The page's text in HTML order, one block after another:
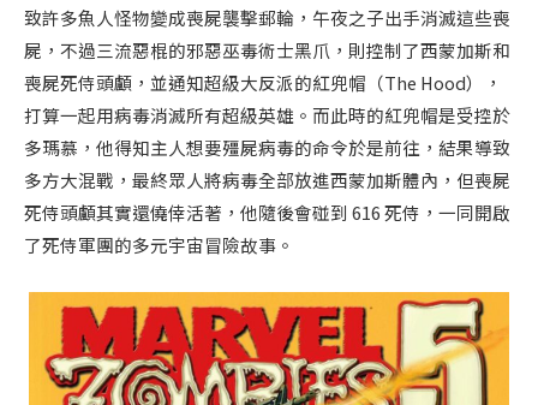
致許多魚人怪物變成喪屍襲擊郵輪，午夜之子出手消滅這些喪
屍，不過三流惡棍的邪惡巫毒術士黑爪，則控制了西蒙加斯和
喪屍死侍頭顱，並通知超級大反派的紅兜帽（The Hood），
打算一起用病毒消滅所有超級英雄。而此時的紅兜帽是受控於
多瑪慕，他得知主人想要殭屍病毒的命令於是前往，結果導致
多方大混戰，最終眾人將病毒全部放進西蒙加斯體內，但喪屍
死侍頭顱其實還僥倖活著，他隨後會碰到 616 死侍，一同開啟
了死侍軍團的多元宇宙冒險故事。